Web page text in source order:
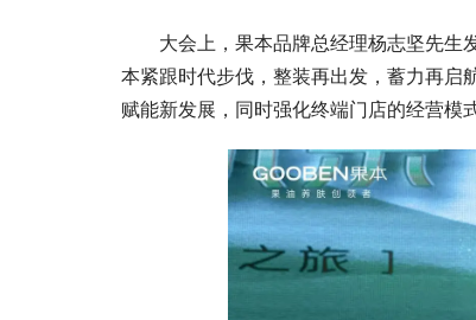
大会上，果本品牌总经理杨志坚先生
本紧跟时代步伐，整装再出发，蓄力再启
赋能新发展，同时强化终端门店的经营模